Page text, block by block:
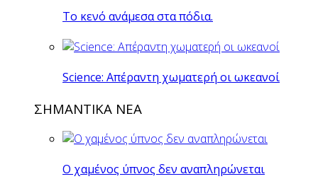
Το κενό ανάμεσα στα πόδια.
Science: Απέραντη χωματερή οι ωκεανοί
ΣΗΜΑΝΤΙΚΑ ΝΕΑ
Ο χαμένος ύπνος δεν αναπληρώνεται